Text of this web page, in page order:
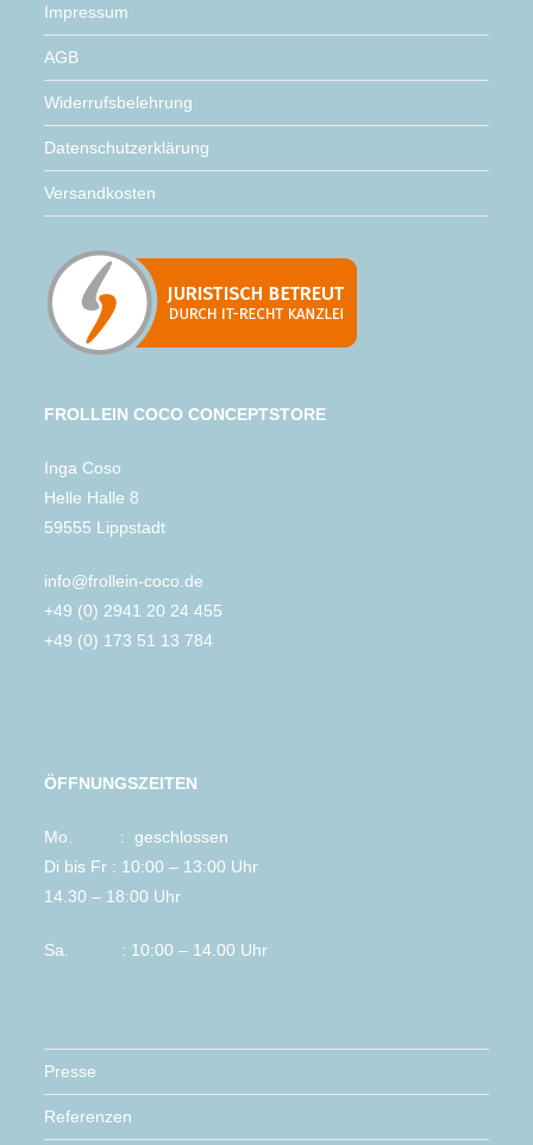
Impressum
AGB
Widerrufsbelehrung
Datenschutzerklärung
Versandkosten
FROLLEIN COCO CONCEPTSTORE
Inga Coso
Helle Halle 8
59555 Lippstadt
info@frollein-coco.de
+49 (0) 2941 20 24 455
+49 (0) 173 51 13 784
ÖFFNUNGSZEITEN
Mo. : geschlossen
Di bis Fr : 10:00 – 13:00 Uhr
14.30 – 18:00 Uhr
Sa. : 10:00 – 14.00 Uhr
Presse
Referenzen